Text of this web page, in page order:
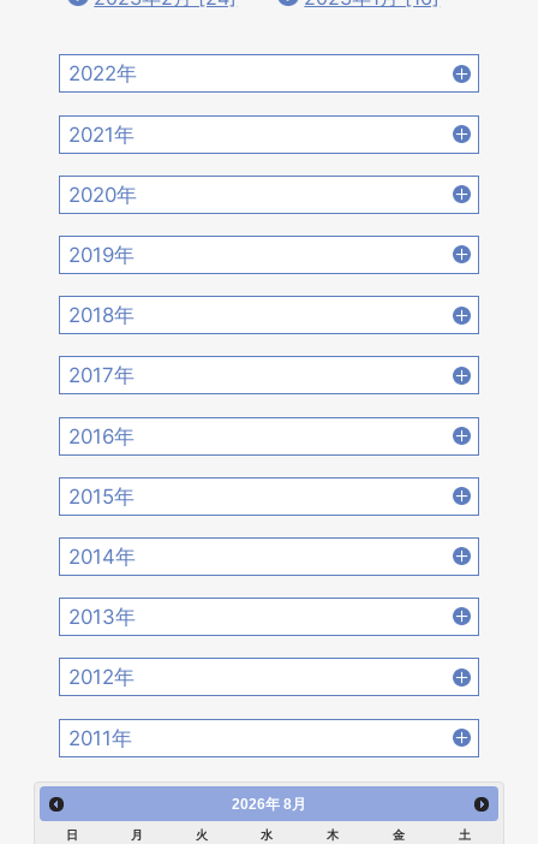
2022年
2022年12月 [15] 2022年11月 [15]
2022年10月 [16] 2022年9月 [12]
2022年8月 [20] 2022年7月 [19]
2022年6月 [17] 2022年5月 [14]
2022年4月 [15]
2022年2月 [12]
2021年
2021年12月 [18] 2021年11月 [18]
2021年10月 [17] 2021年9月 [14]
2021年8月 [21] 2021年7月 [22]
2021年6月 [17] 2021年5月 [18]
2021年4月 [16]
2021年2月 [14]
2020年
2020年12月 [21] 2020年11月 [9]
2020年10月 [21] 2020年9月 [16]
2020年6月 [21] 2020年5月 [14]
2020年4月 [12]
2020年2月 [18]
2019年
2019年12月 [14] 2019年11月 [17]
2019年10月 [12] 2019年9月 [15]
2019年6月 [18] 2019年5月 [20]
2019年4月 [16]
2019年2月 [12]
2018年
2018年12月 [20] 2018年11月 [14]
2018年10月 [20] 2018年9月 [12]
2018年8月 [15] 2018年7月 [14]
2018年6月 [18] 2018年5月 [14]
2018年4月 [21]
2018年2月 [25]
2017年
2017年12月 [28] 2017年11月 [22]
2017年10月 [21] 2017年9月 [24]
2017年8月 [31] 2017年7月 [26]
2017年6月 [25] 2017年5月 [27]
2017年4月 [26]
2017年2月 [23]
2016年
2016年12月 [21] 2016年11月 [28]
2016年10月 [26] 2016年9月 [28]
2016年8月 [39] 2016年7月 [27]
2016年6月 [27] 2016年5月 [30]
2016年4月 [32]
2016年2月 [25]
2015年
2015年12月 [30] 2015年11月 [19]
2015年10月 [26] 2015年9月 [30]
2015年8月 [31] 2015年7月 [28]
2015年6月 [29] 2015年5月 [30]
2015年4月 [26]
2015年2月 [22] 2015年1月 [25]
2014年
2014年12月 [28] 2014年11月 [23]
2014年10月 [29] 2014年9月 [26]
2014年6月 [28] 2014年5月 [25]
2014年4月 [32]
2013年
2013年12月 [27] 2013年11月 [22]
2013年10月 [28] 2013年9月 [27]
2013年8月 [26] 2013年7月 [26]
2013年6月 [28]
2012年
2012年12月 [30] 2012年11月 [12]
2012年10月 [12] 2012年9月 [5]
2012年8月 [12] 2012年7月 [1]
2011年
2011年12月 [1]
2026年 8月
日 月 火 水 木 金 土